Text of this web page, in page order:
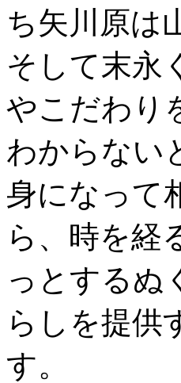
ち矢川原は
そして末永
やこだわり
わからない
身になって
ら、時を経
っとするぬ
らしを提供
す。